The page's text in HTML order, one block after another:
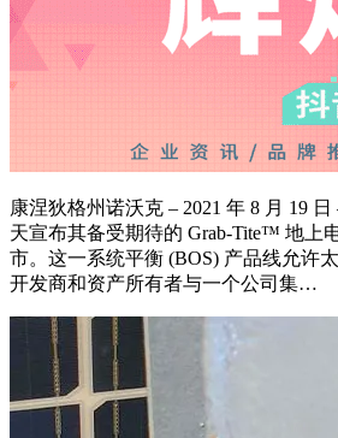
康涅狄格州诺沃克 – 2021 年 8 月 19 日
天宣布其备受期待的 Grab-Tite™ 地上
市。这一系统平衡 (BOS) 产品线允许
开发商和资产所有者与一个公司集…